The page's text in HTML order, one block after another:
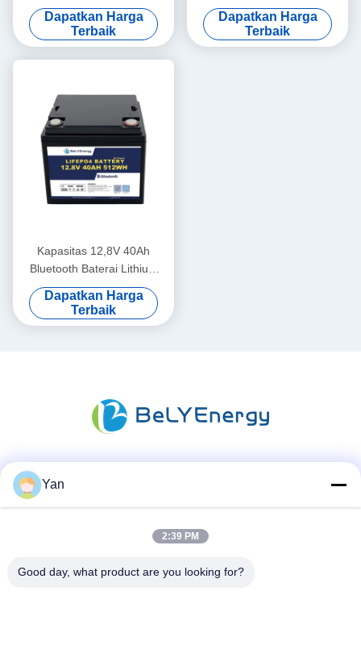
12V100Ah Baterai Surya
Lithium
Dapatkan Harga
Terbaik
Perlindungan Over Voltage
14,6V
Dapatkan Harga
Terbaik
Kapasitas 12,8V 40Ah
Bluetooth Baterai Lithium
IP65 Perlindungan Kandang
512Wh Energi
Dapatkan Harga
Terbaik
Yan
2:39 PM
Good day, what product are you looking for?